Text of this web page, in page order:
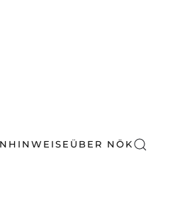
HINWEISE ÜBER NÖK